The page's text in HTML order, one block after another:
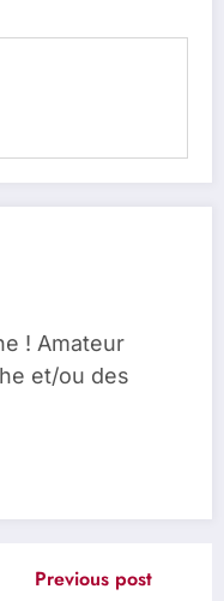
! Amateur
et/ou des
Previous post